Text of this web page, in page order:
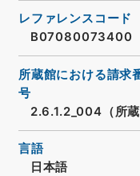
レファレンスコード
B07080073400
所蔵館における請求
号
2.6.1.2_004（所蔵
言語
日本語